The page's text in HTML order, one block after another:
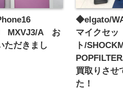
MXVJ3/A お
ただきまし
◆elgato/
マイクセッ
ト/
買取りさせ
た！